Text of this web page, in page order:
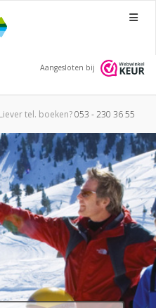
Menu
Aangesloten bij
Liever tel. boeken?053 - 230 36 55